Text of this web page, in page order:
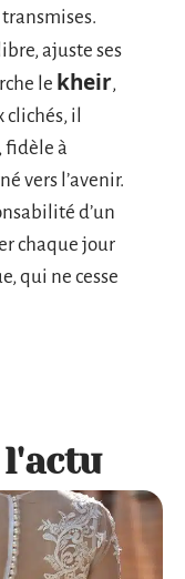
ajuste ses
le kheir,
il
fidèle à
vers l’avenir.
d’un
chaque jour
qui ne cesse